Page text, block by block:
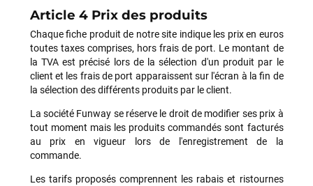
Article 4 Prix des produits
Chaque fiche produit de notre site indique les prix en euros
toutes taxes comprises, hors frais de port. Le montant de
la TVA est précisé lors de la sélection d'un produit par le
client et les frais de port apparaissent sur l'écran à la fin de
la sélection des différents produits par le client.
La société Funway se réserve le droit de modifier ses prix à
tout moment mais les produits commandés sont facturés
au prix en vigueur lors de l'enregistrement de la
commande.
Les tarifs proposés comprennent les rabais et ristournes